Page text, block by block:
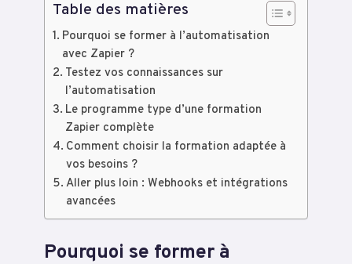
Table des matières
Pourquoi se former à l’automatisation
avec Zapier ?
Testez vos connaissances sur
l’automatisation
Le programme type d’une formation
Zapier complète
Comment choisir la formation adaptée à
vos besoins ?
Aller plus loin : Webhooks et intégrations
avancées
Pourquoi se former à